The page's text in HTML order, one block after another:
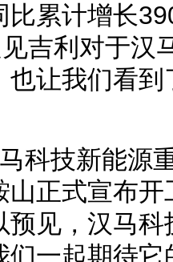
比累计增长
见吉利对于
也让我们看
科技新能源
山正式宣布
预见，汉马
们一起期待它